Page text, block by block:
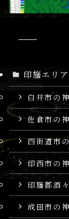
印旛エリア
白井市の
佐倉市の
四街道市
印西市の
印旛郡酒
成田市の